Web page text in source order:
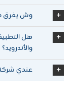
وش يفرق
هل
والأندرويد؟
عندي